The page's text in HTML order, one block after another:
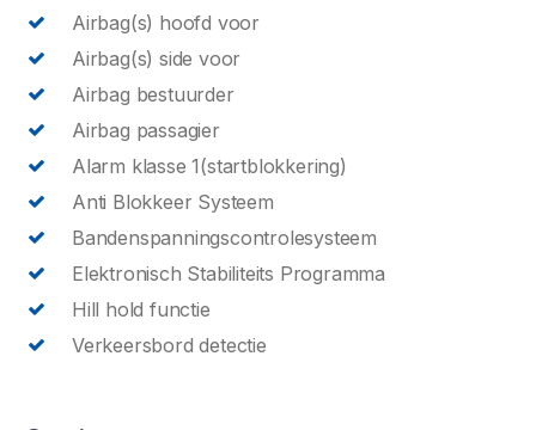
Airbag(s) hoofd voor
Airbag(s) side voor
Airbag bestuurder
Airbag passagier
Alarm klasse 1(startblokkering)
Anti Blokkeer Systeem
Bandenspanningscontrolesysteem
Elektronisch Stabiliteits Programma
Hill hold functie
Verkeersbord detectie